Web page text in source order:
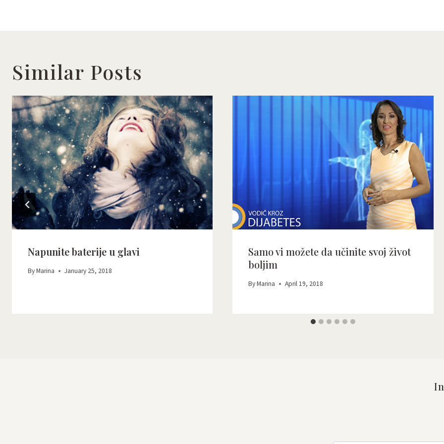
Similar Posts
Napunite baterije u glavi
ByMarina January 25, 2018
Samo vi možete da učinite svoj život
boljim
ByMarina April 19, 2018